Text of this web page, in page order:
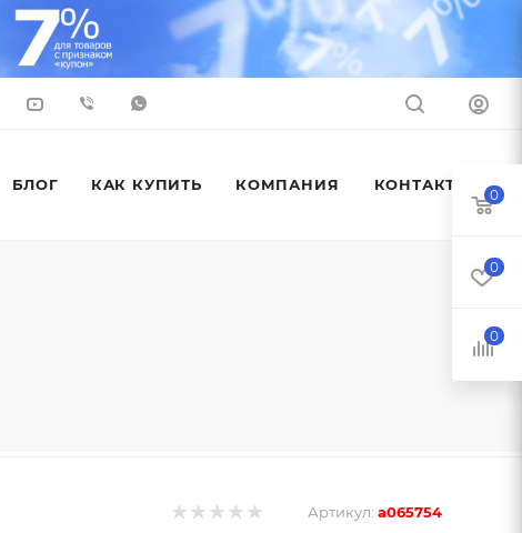
БЛОГ КАК КУПИТЬ КОМПАНИЯ КОНТАКТЫ
Артикул: a065754
0
0
0